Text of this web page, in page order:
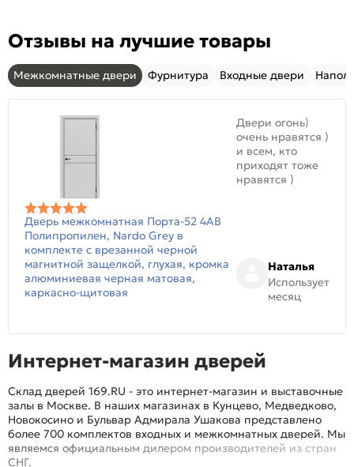
Отзывы на лучшие товары
Межкомнатные двери Фурнитура Входные двери
Дверь межкомнатная Порта-52 4AB
Полипропилен, Nardo Grey в
комплекте с врезанной черной
магнитной защелкой, глухая, кромка
алюминиевая черная матовая,
каркасно-щитовая
Двери огонь)
очень нравятся )
и всем, кто
приходят тоже
нравятся )
Наталья
Использует
месяц
Интернет-магазин дверей
Склад дверей 169.RU - это интернет-магазин и выставочные
залы в Москве. В наших магазинах в Кунцево, Медведково,
Новокосино и Бульвар Адмирала Ушакова представлено
более 700 комплектов входных и межкомнатных дверей. Мы
являемся официальным дилером производителей из стран
СНГ.